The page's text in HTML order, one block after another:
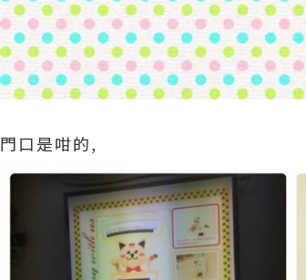
門口是咁的,